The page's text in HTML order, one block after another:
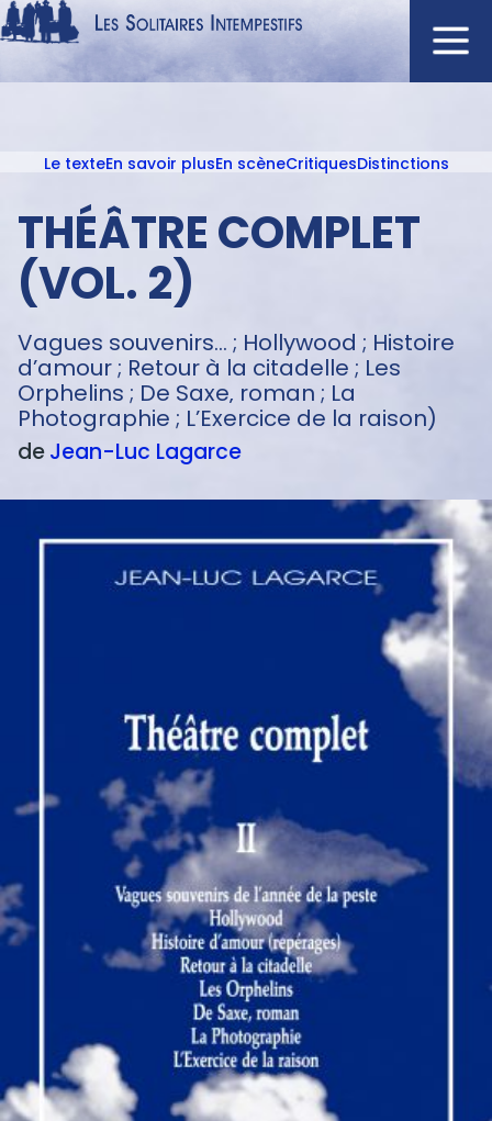
Aller
au
principal
Navigation
ACCUEIL
NOUVEAUTÉS
AUTEURS
À L'AFFICHE
DISTINCTIONS
CRITIQUES
PODCASTS
texte
Le texteEn savoir plusEn scèneCritiquesDistinctions
THÉÂTRE COMPLET
(VOL. 2)
Vagues souvenirs... ; Hollywood ; Histoire
d’amour ; Retour à la citadelle ; Les
Orphelins ; De Saxe‚ roman ; La
Photographie ; L’Exercice de la raison)
deJean-Luc Lagarce